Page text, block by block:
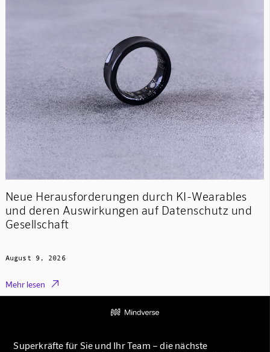
Neue Herausforderungen durch KI-Wearables
und deren Auswirkungen auf Datenschutz und
Gesellschaft
August 9, 2026
Mehr lesen 
Superkräfte für Sie und Ihr Team – die nächste